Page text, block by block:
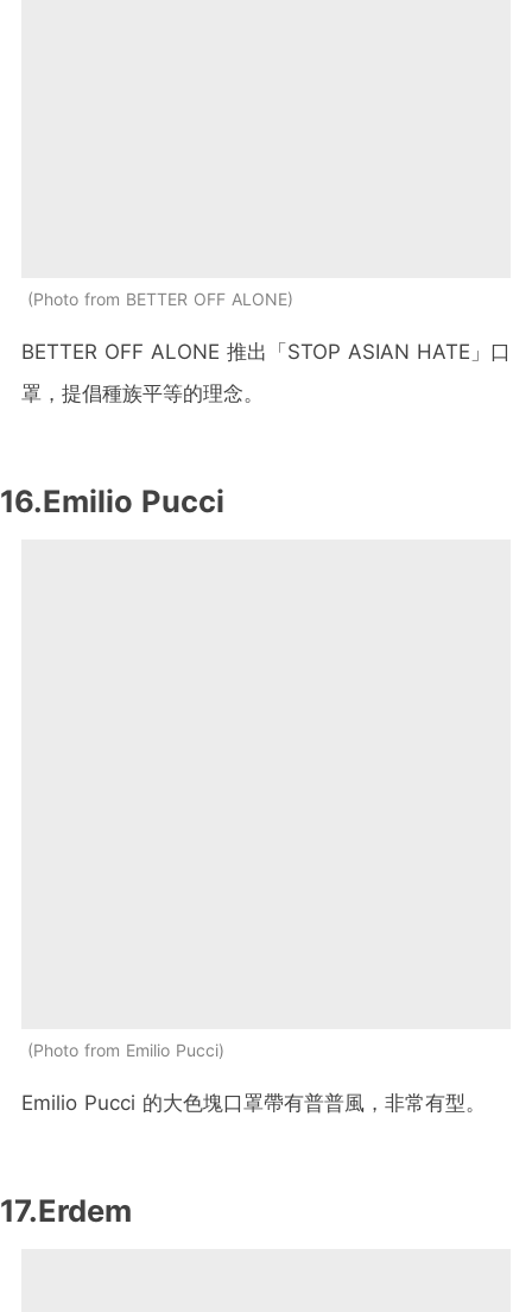
Photo from BETTER OFF ALONE
BETTER OFF ALONE 推出「STOP ASIAN HATE」口
罩，提倡種族平等的理念。
16.Emilio Pucci
Photo from Emilio Pucci
Emilio Pucci 的大色塊口罩帶有普普風，非常有型。
17.Erdem